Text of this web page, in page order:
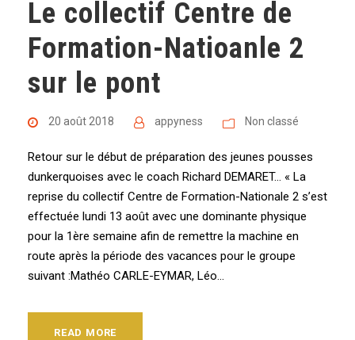
Le collectif Centre de
Formation-Natioanle 2
sur le pont
20 août 2018 appyness Non classé
Retour sur le début de préparation des jeunes pousses
dunkerquoises avec le coach Richard DEMARET… « La
reprise du collectif Centre de Formation-Nationale 2 s’est
effectuée lundi 13 août avec une dominante physique
pour la 1ère semaine afin de remettre la machine en
route après la période des vacances pour le groupe
suivant :Mathéo CARLE-EYMAR, Léo...
READ MORE